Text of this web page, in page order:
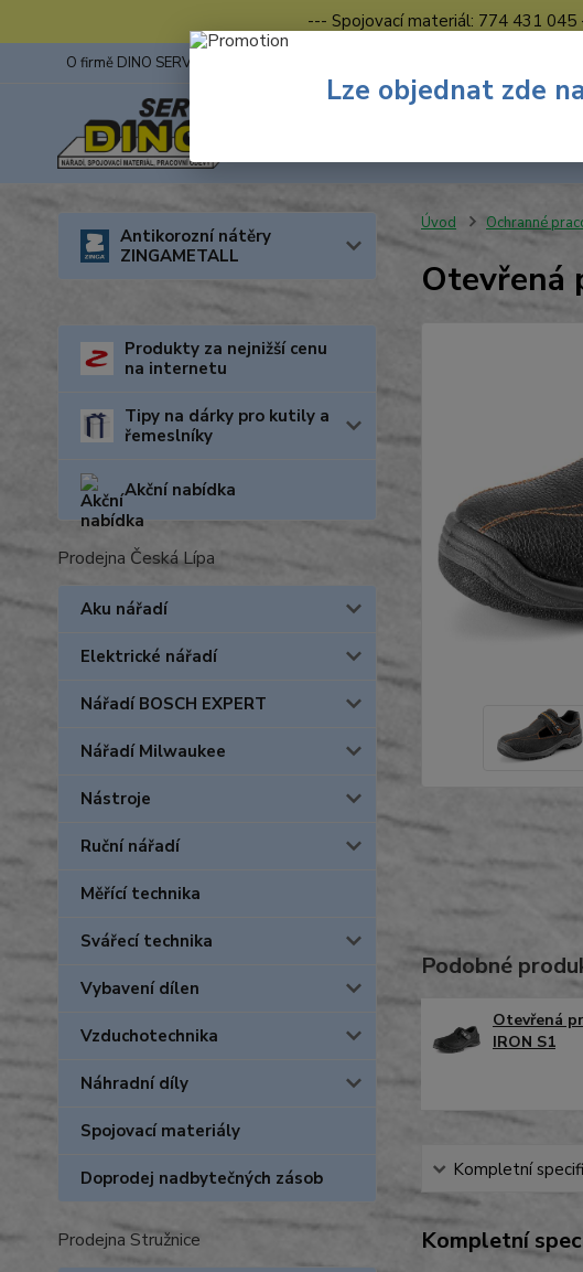
--- Spojovací materiál: 774 431
O firmě DINO SERVIS s.r.o.
Antikorozní nátěry
ZINGAMETALL
Produkty za nejnižší cenu
na internetu
Tipy na dárky pro kutily a
řemeslníky
Akční nabídka
Prodejna Česká Lípa
Aku nářadí
Elektrické nářadí
Nářadí BOSCH EXPERT
Nářadí Milwaukee
Nástroje
Ruční nářadí
Měřící technika
Svářecí technika
Vybavení dílen
Vzduchotechnika
Náhradní díly
Spojovací materiály
Doprodej nadbytečných zásob
Prodejna Stružnice
Úvod Ochranné
Otevřená
Podobné
Otevřená
IRON S1
Kompletní
Kompletní
Lze objednat zde